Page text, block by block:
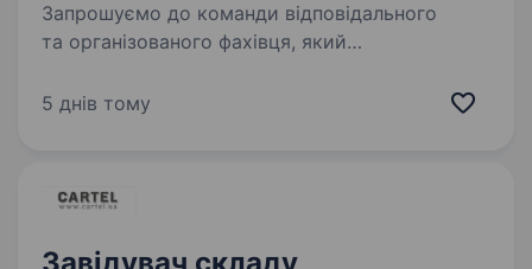
Запрошуємо до команди відповідального
та організованого фахівця, який
Основні обов’язки: Організація та контроль
5 днів тому